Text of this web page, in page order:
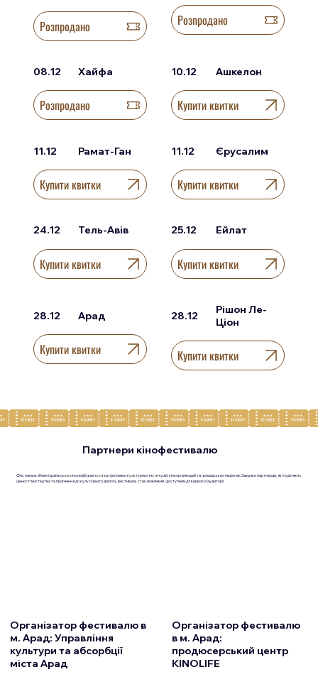
Розпродано Розпродано
08.12 Хайфа
Розпродано
10.12 Ашкелон
Купити квитки
11.12 Рамат-Ган
Купити квитки
11.12 Єрусалим
Купити квитки
24.12 Тель-Авів
Купити квитки
25.12 Ейлат
Купити квитки
28.12 Арад
Купити квитки
28.12
Рішон Ле-
Ціон
Купити квитки
Партнери кінофестивалю
Фестиваль «Нове ізраїльське кіно» відбувається за підтримки культурних інституцій, кіноорганізацій та громадських ініціатив. Завдяки партнерам, які поділяють
цінності мистецтва та прагнення до культурного діалогу, фестиваль стає можливим і доступним для широкої аудиторії.
Організатор фестивалю в
м. Арад: Управління
культури та абсорбції
міста Арад
Організатор фестивалю
в м. Арад:
продюсерський центр
KINOLIFE